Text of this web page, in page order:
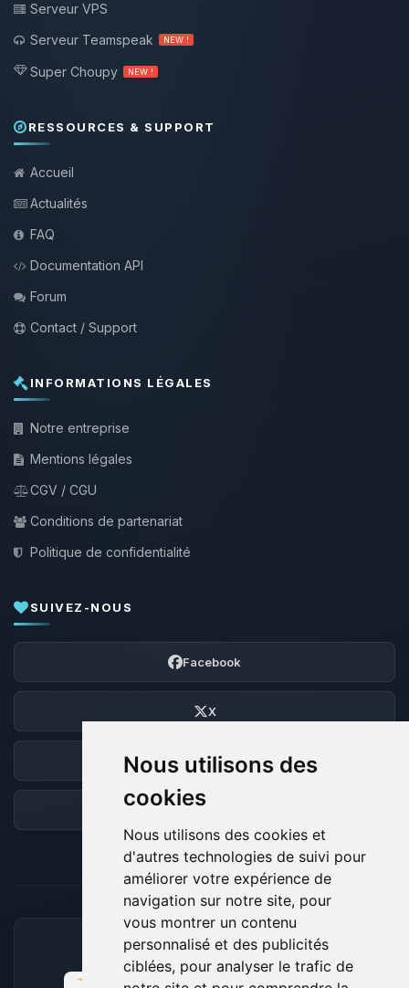
Nous utilisons des
cookies
Nous utilisons des cookies et
d'autres technologies de suivi pour
améliorer votre expérience de
navigation sur notre site, pour
vous montrer un contenu
personnalisé et des publicités
ciblées, pour analyser le trafic de
Serveur VPS
Serveur Teamspeak
NEW !
Super Choupy NEW !
RESSOURCES & SUPPORT
Accueil
Actualités
FAQ
Documentation API
Forum
Contact / Support
INFORMATIONS LÉGALES
Notre entreprise
Mentions légales
CGV / CGU
Conditions de partenariat
Politique de confidentialité
SUIVEZ-NOUS
Facebook
X
Discord
Forum
MOYENS DE PAIEMENT ACCEPTÉS